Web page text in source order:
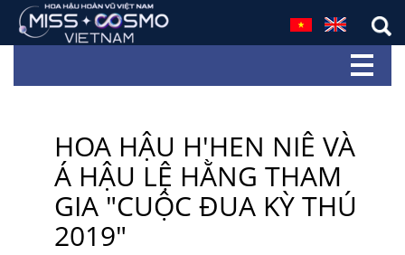
HOA HẬU H'HEN NIÊ VÀ
Á HẬU LỆ HẰNG THAM
GIA "CUỘC ĐUA KỲ THÚ
2019"